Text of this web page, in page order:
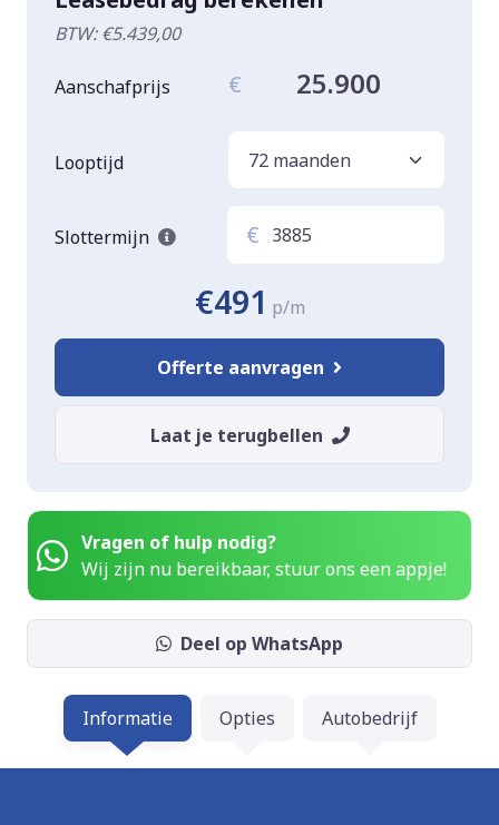
BTW: €5.439,00
Aanschafprijs € 25.900
Looptijd
Slottermijn €
€491 p/m
Offerte aanvragen
Laat je terugbellen
Vragen of hulp nodig?
Wij zijn nu bereikbaar, stuur ons een appje!
Deel op WhatsApp
Informatie Opties Autobedrijf